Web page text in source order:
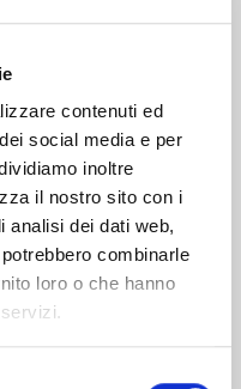
contenuti ed
social media e per
inoltre
il nostro sito con i
analisi dei dati web,
combinarle
loro o che hanno